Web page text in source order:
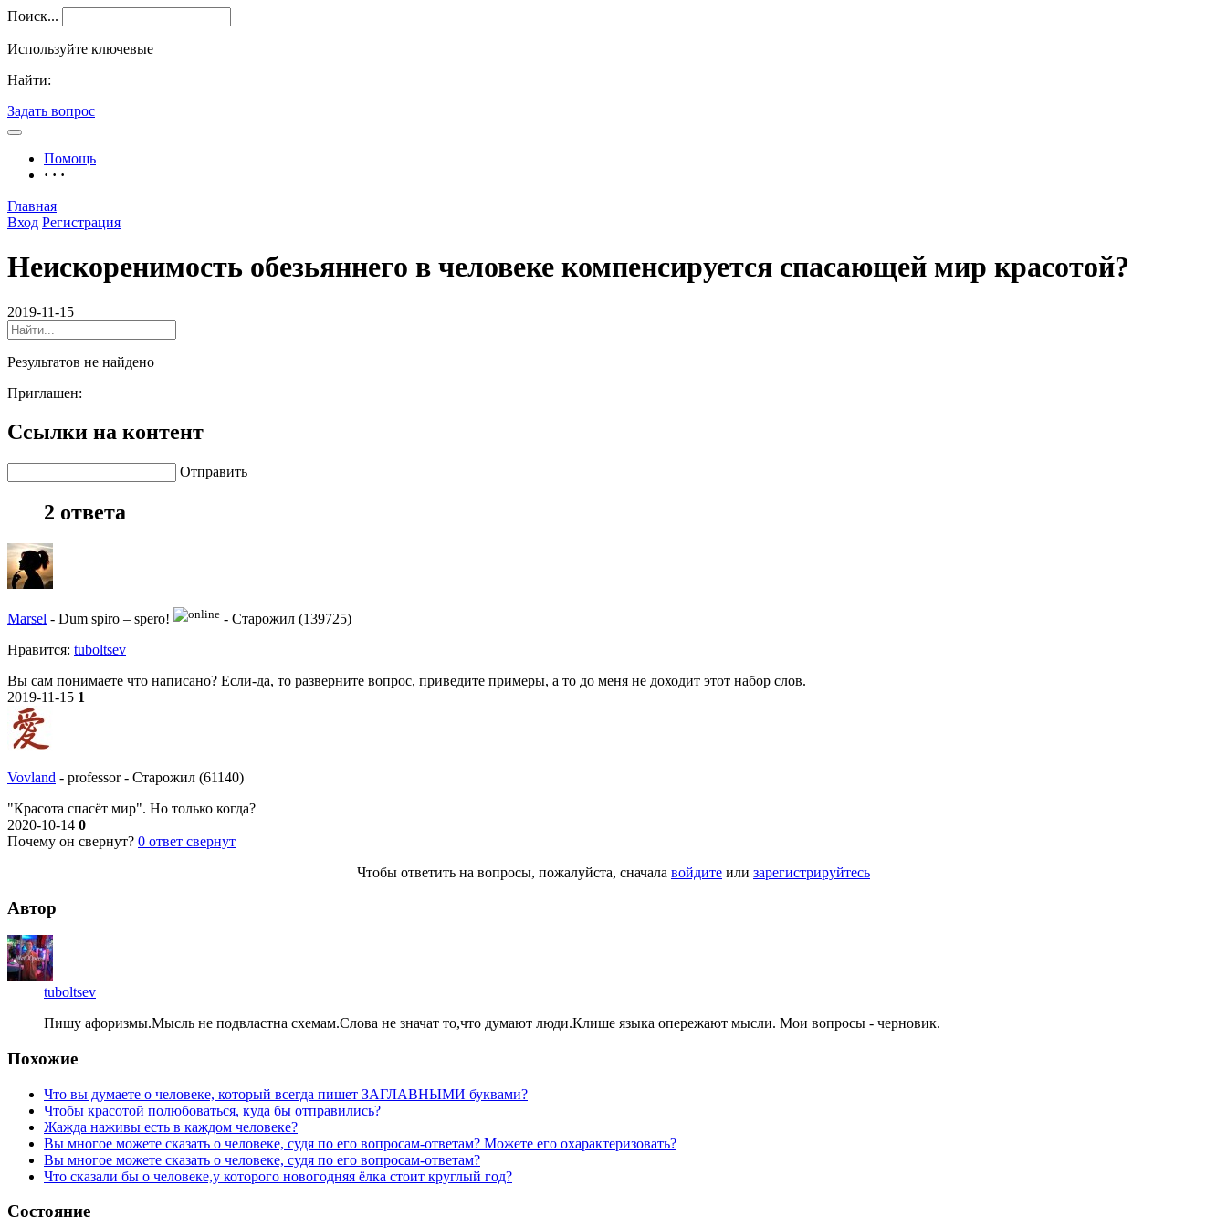
Поиск...
Используйте ключевые
Найти:
Задать вопрос
Помощь
· · ·
Главная
Вход Регистрация
Неискоренимость обезьяннего в человеке компенсируется спасающей мир красотой?
2019-11-15
Результатов не найдено
Приглашен:
Ссылки на контент
Отправить
2 ответа
Marsel - Dum spiro – spero! - Старожил (139725)
Нравитcя: tuboltsev
Вы сам понимаете что написано? Если-да, то разверните вопрос, приведите примеры, а то до меня не доходит этот набор слов.
2019-11-15 1
Vovland - professor - Старожил (61140)
"Красота спасёт мир". Но только когда?
2020-10-14 0
Почему он свернут? 0 ответ свернут
Чтобы ответить на вопросы, пожалуйста, сначала войдите или зарегистрируйтесь
Автор
tuboltsev
Пишу афоризмы.Мысль не подвластна схемам.Слова не значат то,что думают люди.Клише языка опережают мысли. Мои вопросы - черновик.
Похожие
Что вы думаете о человеке, который всегда пишет ЗАГЛАВНЫМИ буквами?
Чтобы красотой полюбоваться, куда бы отправились?
Жажда наживы есть в каждом человеке?
Вы многое можете сказать о человеке, судя по его вопросам-ответам? Можете его охарактеризовать?
Вы многое можете сказать о человеке, судя по его вопросам-ответам?
Что сказали бы о человеке,у которого новогодняя ёлка стоит круглый год?
Состояние